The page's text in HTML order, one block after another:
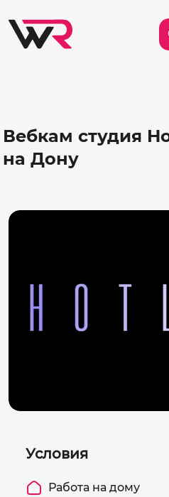
Вебкам студия
на Дону
Условия
Работа на дому